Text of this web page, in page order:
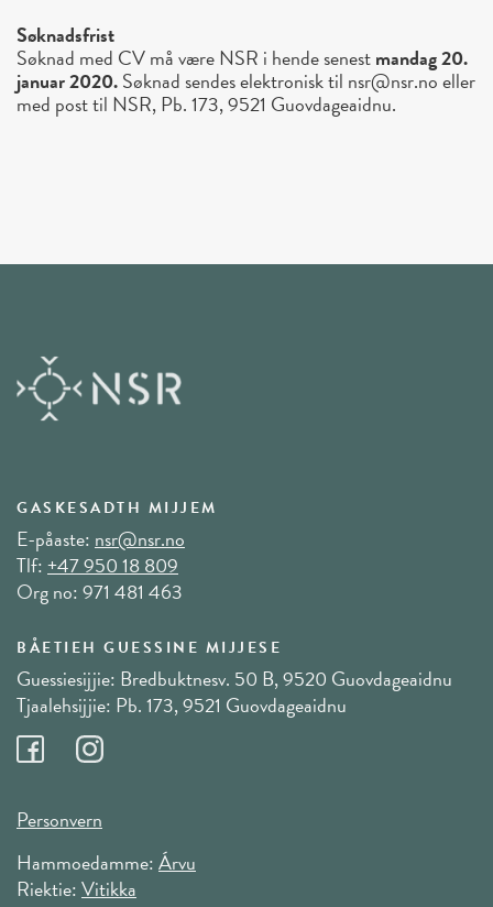
Søknadsfrist
Søknad med CV må være NSR i hende senestmandag 20.
januar 2020.Søknad sendes elektronisk til nsr@nsr.no eller
med post til NSR, Pb. 173, 9521 Guovdageaidnu.
GASKESADTH MIJJEM
E-påaste: nsr@nsr.no
Tlf:+47 950 18 809
Org no: 971 481 463
BÅETIEH GUESSINE MIJJESE
Guessiesijjie: Bredbuktnesv. 50 B, 9520 Guovdageaidnu
Tjaalehsijjie: Pb. 173, 9521 Guovdageaidnu
Personvern
Hammoedamme:Árvu
Riektie:Vitikka